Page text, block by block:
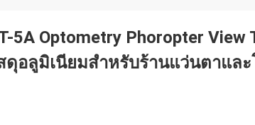
5A Optometry Phoropter
ดุอลูมิเนียมสำหรับร้านแว่นตาและ